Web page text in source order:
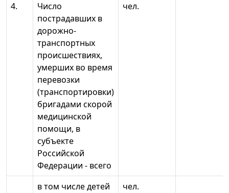
4.
Число
пострадавших в
дорожно-
транспортных
происшествиях,
умерших во время
перевозки
(транспортировки)
бригадами скорой
медицинской
помощи, в
субъекте
Российской
Федерации - всего
чел.
в том числе детей
чел.